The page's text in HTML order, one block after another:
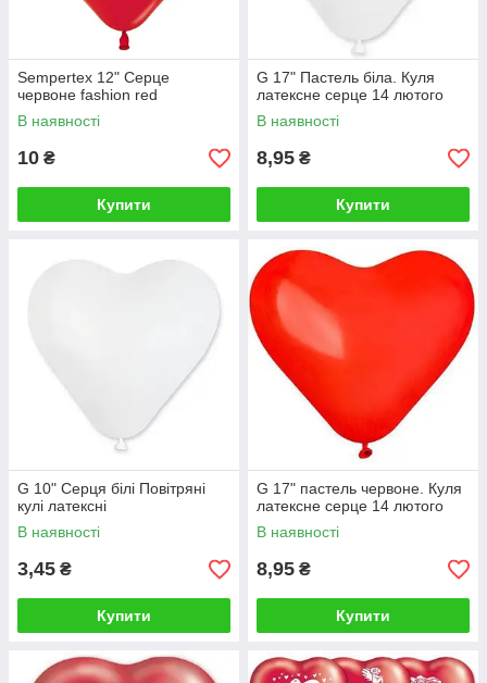
Sempertex 12" Серце
червоне fashion red
В наявності
10 ₴
Купити
G 17" Пастель біла. Куля
латексне серце 14 лютого
В наявності
8,95 ₴
Купити
G 10" Серця білі Повітряні
кулі латексні
В наявності
3,45 ₴
Купити
G 17" пастель червоне. Куля
латексне серце 14 лютого
В наявності
8,95 ₴
Купити